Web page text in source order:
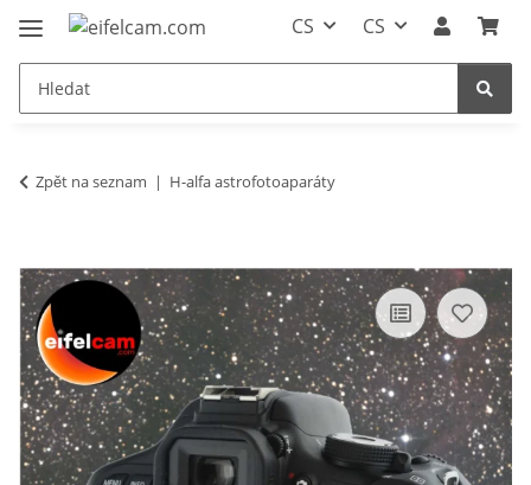
CS CS
Zpět na seznam H-alfa astrofotoaparáty